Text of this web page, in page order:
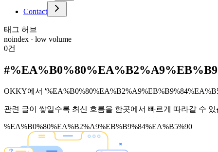
Contact
태그 허브
noindex · low volume
0건
#
OKKY에서
관련 글이 쌓일수록 최신 흐름을 한곳에서 빠르게 따라갈 수 있
%EA%B0%80%EA%B2%A9%EB%B9%84%EA%B5%90